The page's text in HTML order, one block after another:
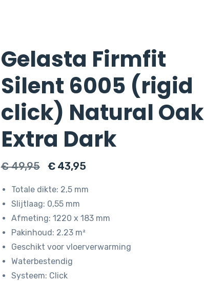
Gelasta Firmfit
Silent 6005 (rigid
click) Natural Oak
Extra Dark
€49,95
Oorspronkelijke
was:
€ 49,95.
€43,95Huidige
€ 43,95.
Totale dikte: 2,5 mm
Slijtlaag: 0,55 mm
Afmeting: 1220 x 183 mm
Pakinhoud: 2.23 m²
Geschikt voor vloerverwarming
Waterbestendig
Systeem: Click